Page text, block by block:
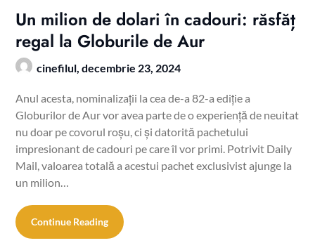
Un milion de dolari în cadouri: răsfăț
regal la Globurile de Aur
cinefilul,decembrie 23, 2024
Anul acesta, nominalizații la cea de-a 82-a ediție a
Globurilor de Aur vor avea parte de o experiență de neuitat
nu doar pe covorul roșu, ci și datorită pachetului
impresionant de cadouri pe care îl vor primi. Potrivit Daily
Mail, valoarea totală a acestui pachet exclusivist ajunge la
un milion…
Continue Reading